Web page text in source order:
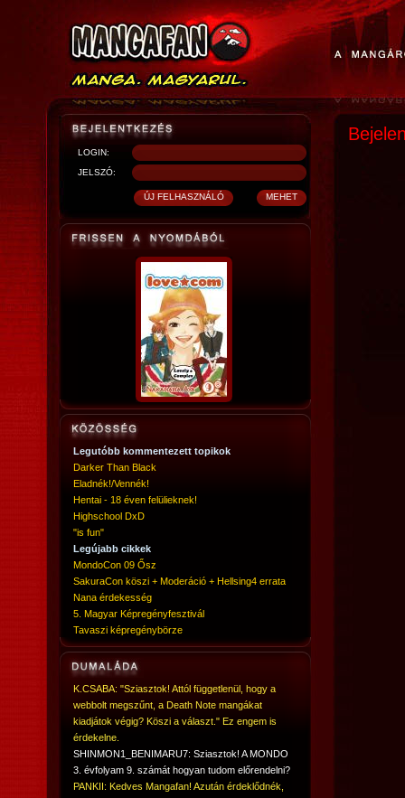
LOGIN:
JELSZÓ:
Legutóbb kommentezett topikok
Darker Than Black
Eladnék!/Vennék!
Hentai - 18 éven felülieknek!
Highschool DxD
"is fun"
Legújabb cikkek
MondoCon 09 Ősz
SakuraCon köszi + Moderáció + Hellsing4 errata
Nana érdekesség
5. Magyar Képregényfesztivál
Tavaszi képregénybörze
K.CSABA: "Sziasztok! Attól függetlenül, hogy a
webbolt megszűnt, a Death Note mangákat
kiadjátok végig? Köszi a választ." Ez engem is
érdekelne.
SHINMON1_BENIMARU7: Sziasztok! A MONDO
3. évfolyam 9. számát hogyan tudom előrendelni?
PANKII: Kedves Mangafan! Azután érdeklődnék,